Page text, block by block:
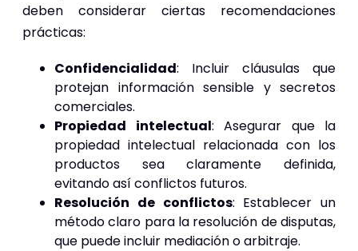
deben considerar ciertas recomendaciones
prácticas:
Confidencialidad: Incluir cláusulas que
protejan información sensible y secretos
comerciales.
Propiedad intelectual: Asegurar que la
propiedad intelectual relacionada con los
productos sea claramente definida,
evitando así conflictos futuros.
Resolución de conflictos: Establecer un
método claro para la resolución de disputas,
que puede incluir mediación o arbitraje.